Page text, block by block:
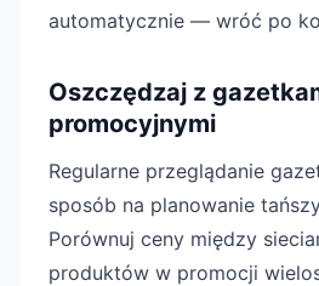
automatycznie — wróć po
Oszczędzaj z
promocyjnymi
Regularne przeglądanie
sposób na planowanie
Porównuj ceny między
produktów w promocji